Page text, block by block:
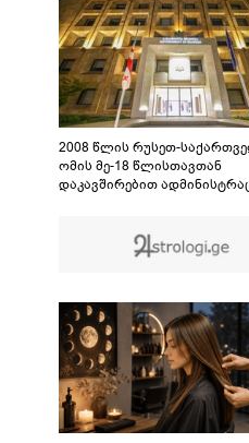
000
05:52
რა
2008 წლის რუსეთ-
ომის მე-18 წლისთავთან
დაკავშირებით